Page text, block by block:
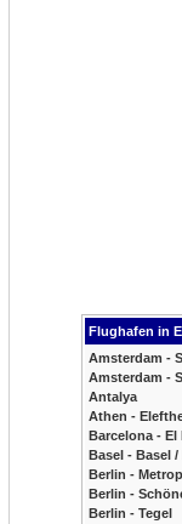
Flughafen in
Amsterdam -
Amsterdam -
Antalya
Athen -
Barcelona - El
Basel - Basel
Berlin -
Berlin -
Berlin - Tegel